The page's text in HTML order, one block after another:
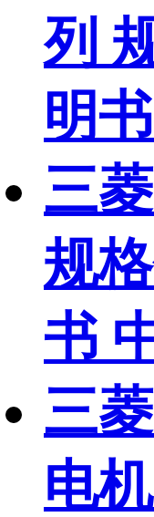
列
明
三
规
书
三
电